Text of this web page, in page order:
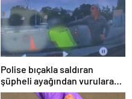
Polise bıçakla saldıran
şüpheli ayağından vurularak
yakalandı